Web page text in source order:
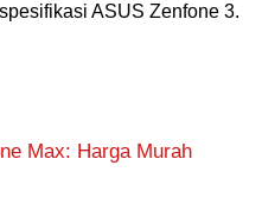
ASUS Zenfone 3.
Max: Harga Murah